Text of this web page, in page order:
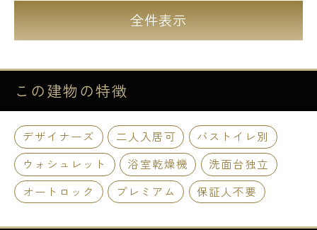
全件表示
この建物の特徴
デザイナーズ 二人入居可
バストイレ別
ウォシュレット
浴室乾燥機
洗面台独立
オートロック
プレミアム 保証人不要